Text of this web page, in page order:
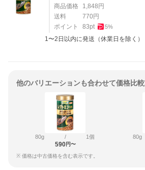
商品価格 1,848円
送料
770円
ポイント
83pt 5%
1〜2日以内に発送（休業日を除く）
他のバリエーションも合わせて価格比較
80g / 1個
590円〜
80g
※ 価格は中古価格を含む表示です。